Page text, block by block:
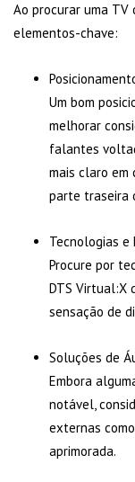
Ao procurar uma TV
elementos-chave:
Um bom
melhorar
falantes
mais claro em
parte traseira
Tecnologias e
Procure por
DTS Virtual:X
sensação de
Soluções de
Embora
notável,
externas
aprimorada.